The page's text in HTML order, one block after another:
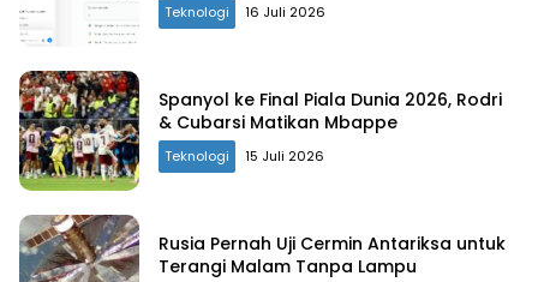
Teknologi 16 Juli 2026
Spanyol ke Final Piala Dunia 2026, Rodri
& Cubarsi Matikan Mbappe
Teknologi 15 Juli 2026
Rusia Pernah Uji Cermin Antariksa untuk
Terangi Malam Tanpa Lampu